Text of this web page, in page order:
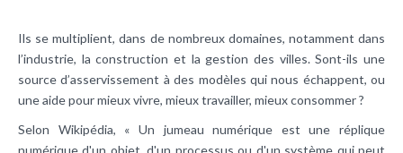
Ils se multiplient, dans de nombreux domaines, notamment dans
l’industrie, la construction et la gestion des villes. Sont-ils une
source d’asservissement à des modèles qui nous échappent, ou
une aide pour mieux vivre, mieux travailler, mieux consommer ?
Selon Wikipédia, « Un jumeau numérique est une réplique